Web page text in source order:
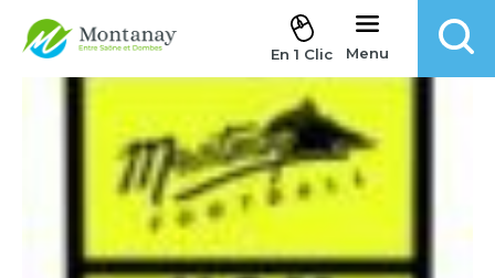
Aller au contenu
En 1 Clic Menu